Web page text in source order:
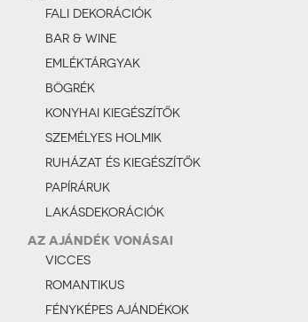
FALI DEKORÁCIÓK
BAR & WINE
EMLÉKTÁRGYAK
BÖGRÉK
KONYHAI KIEGÉSZÍTŐK
SZEMÉLYES HOLMIK
RUHÁZAT ÉS KIEGÉSZÍTŐK
PAPÍRÁRUK
LAKÁSDEKORÁCIÓK
AZ AJÁNDÉK VONÁSAI
VICCES
ROMANTIKUS
FÉNYKÉPES AJÁNDÉKOK